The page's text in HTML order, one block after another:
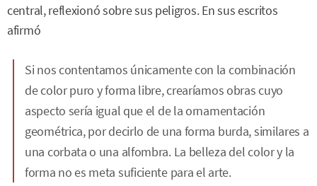
central, reflexionó sobre sus peligros. En sus escritos
afirmó
Si nos contentamos únicamente con la combinación
de color puro y forma libre, crearíamos obras cuyo
aspecto sería igual que el de la ornamentación
geométrica, por decirlo de una forma burda, similares a
una corbata o una alfombra. La belleza del color y la
forma no es meta suficiente para el arte.